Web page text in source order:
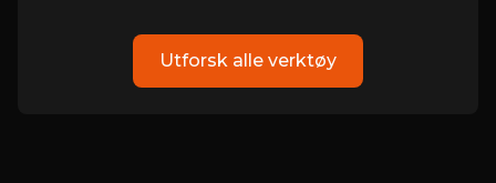
Utforsk alle verktøy